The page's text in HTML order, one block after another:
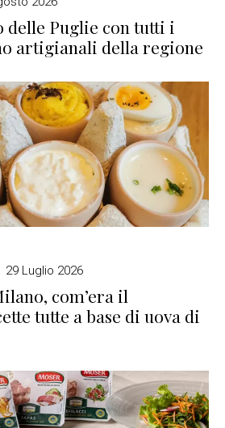
delle Puglie con tutti i
artigianali della regione
29 Luglio 2026
com’era il
tutte a base di uova di